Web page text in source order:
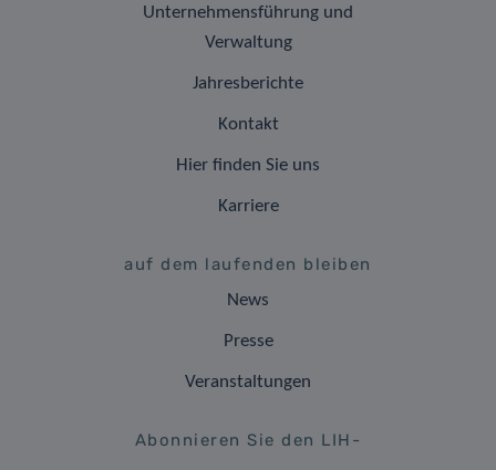
Unternehmensführung und
Verwaltung
Jahresberichte
Kontakt
Hier finden Sie uns
Karriere
auf dem laufenden bleiben
News
Presse
Veranstaltungen
Abonnieren Sie den LIH-